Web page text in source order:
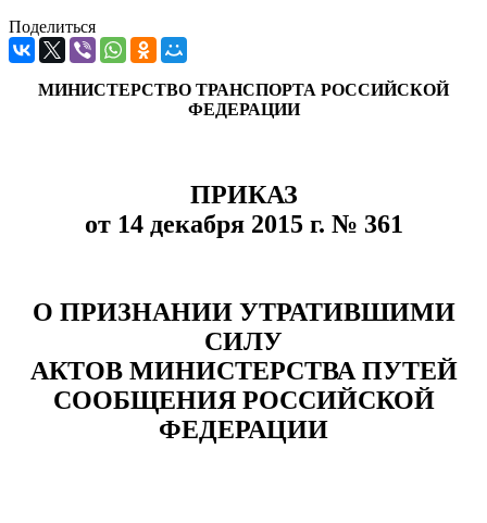
Поделиться
МИНИСТЕРСТВО ТРАНСПОРТА РОССИЙСКОЙ
ФЕДЕРАЦИИ
ПРИКАЗ
от 14 декабря 2015 г. № 361
О ПРИЗНАНИИ УТРАТИВШИМИ
СИЛУ
АКТОВ МИНИСТЕРСТВА ПУТЕЙ
СООБЩЕНИЯ РОССИЙСКОЙ
ФЕДЕРАЦИИ